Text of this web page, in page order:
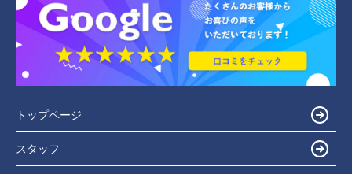
トップページ
スタッフ